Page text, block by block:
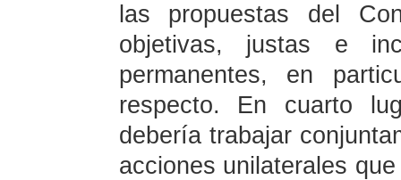
las propuestas del
objetivas, justas e
permanentes, en
respecto. En cuarto
debería trabajar
acciones unilaterales